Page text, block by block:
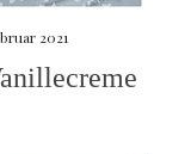
2021